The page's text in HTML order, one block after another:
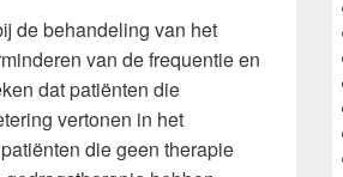
de behandeling van het
van de frequentie en
dat patiënten die
vertonen in het
die geen therapie